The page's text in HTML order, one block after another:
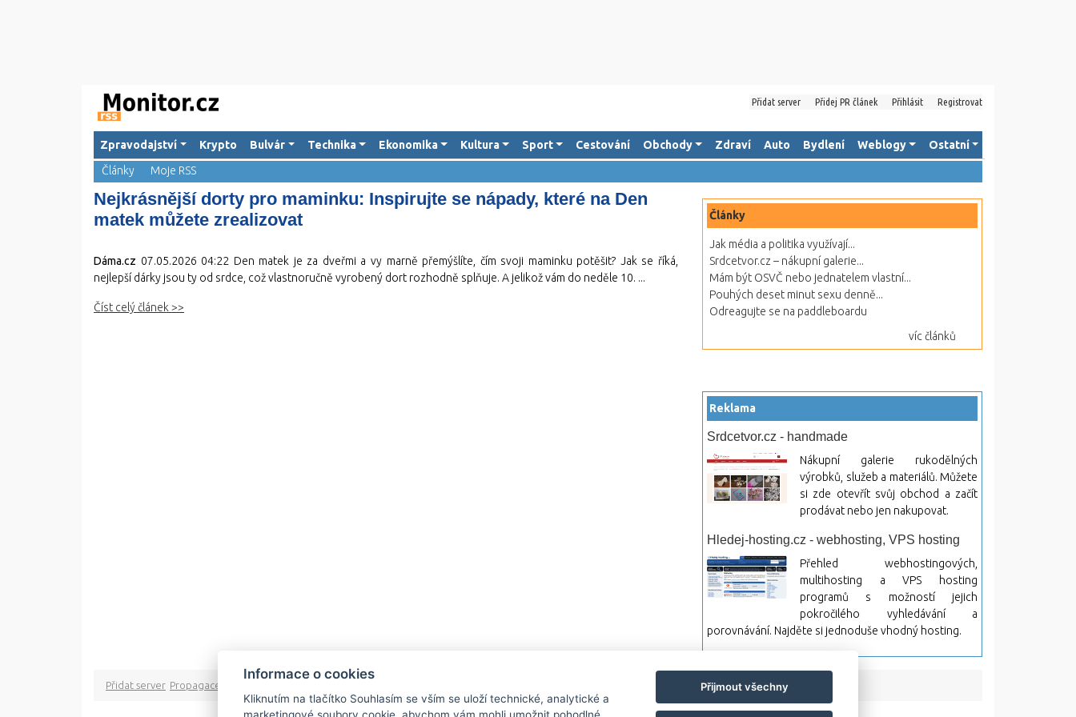
Přidat server Přidej PR článek Přihlásit Registrovat
Zpravodajství Krypto Bulvár Technika Ekonomika Kultura Sport Cestování Obchody Zdraví Auto Bydlení Weblogy
Ostatní
Články
Moje RSS
Nejkrásnější dorty pro maminku: Inspirujte se nápady, které na Den
matek můžete zrealizovat
Dáma.cz 07.05.2026 04:22 Den matek je za dveřmi a vy marně přemýšlíte, čím svoji maminku potěšit? Jak se říká,
nejlepší dárky jsou ty od srdce, což vlastnoručně vyrobený dort rozhodně splňuje. A jelikož vám do neděle 10. ...
Číst celý článek >>
Články
Jak média a politika využívají...
Srdcetvor.cz – nákupní galerie...
Mám být OSVČ nebo jednatelem vlastní...
Pouhých deset minut sexu denně...
Odreagujte se na paddleboardu
víc článků
Reklama
Srdcetvor.cz - handmade
Nákupní galerie rukodělných
výrobků, služeb a materiálů. Můžete
si zde otevřít svůj obchod a začít
prodávat nebo jen nakupovat.
Hledej-hosting.cz - webhosting, VPS hosting
Přehled webhostingových,
multihosting a VPS hosting
programů s možností jejich
pokročilého vyhledávání a
porovnávání. Najděte si jednoduše vhodný hosting.
Přidat server Propagace
Informace o cookies
Kliknutím na tlačítko Souhlasím se vším se uloží technické, analytické a
Přijmout všechny